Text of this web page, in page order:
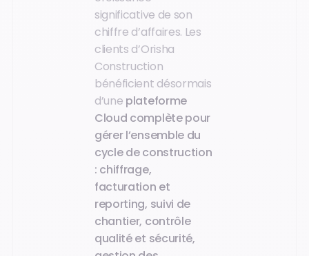
significative de son
chiffre d’affaires. Les
clients d’Orisha
Construction
bénéficient désormais
d’une plateforme
Cloud complète pour
gérer l’ensemble du
cycle de construction
: chiffrage,
facturation et
reporting, suivi de
chantier, contrôle
qualité et sécurité,